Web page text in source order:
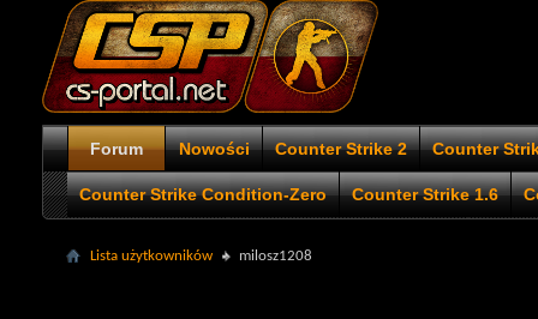
Forum Nowości Counter Strike 2 Counter
Counter Strike Condition-Zero Counter Strike 1.6
Lista użytkowników milosz1208